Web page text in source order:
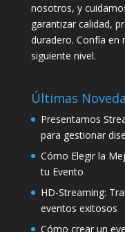
nosotros, y
garantizar calidad,
duradero. Confía en
siguiente nivel.
Últimas
Presentamos
para gestionar
Cómo Elegir la
tu Evento
HD-Streaming:
eventos exitosos
Cómo crear un